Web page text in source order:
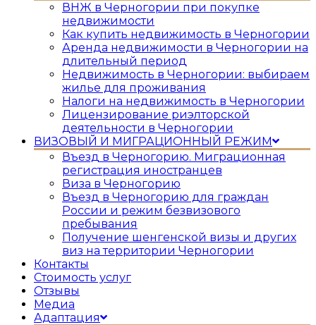
ВНЖ в Черногории при покупке
недвижимости
Как купить недвижимость в Черногории
Аренда недвижимости в Черногории на
длительный период
Недвижимость в Черногории: выбираем
жилье для проживания
Налоги на недвижимость в Черногории
Лицензирование риэлторской
деятельности в Черногории
ВИЗОВЫЙ И МИГРАЦИОННЫЙ РЕЖИМ
Въезд в Черногорию. Миграционная
регистрация иностранцев
Виза в Черногорию
Въезд в Черногорию для граждан
России и режим безвизового
пребывания
Получение шенгенской визы и других
виз на территории Черногории
Контакты
Стоимость услуг
Отзывы
Медиа
Адаптация